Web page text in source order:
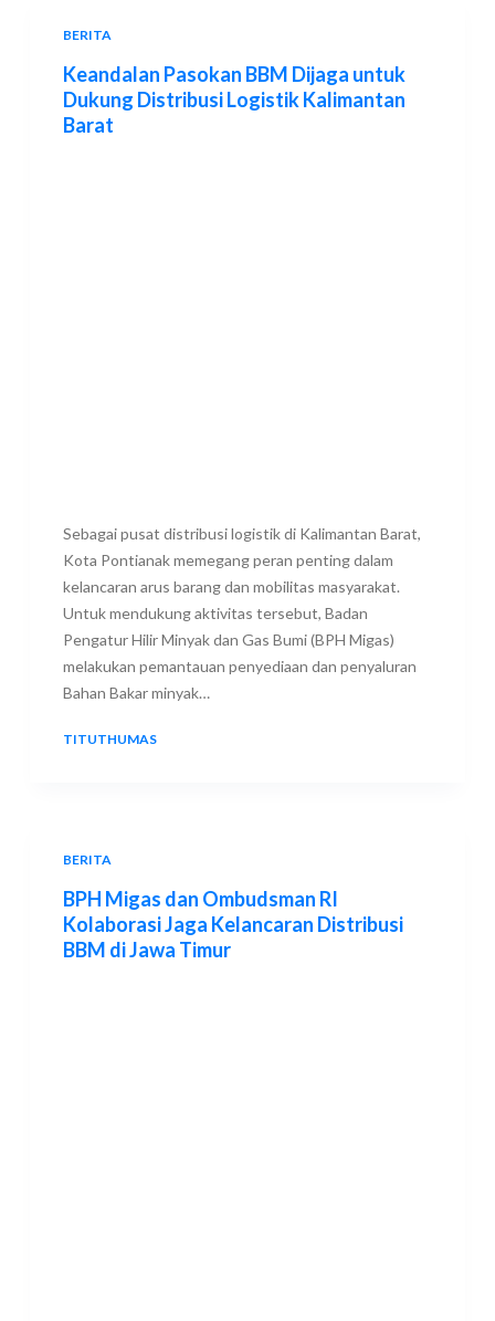
BERITA
Keandalan Pasokan BBM Dijaga untuk
Dukung Distribusi Logistik Kalimantan
Barat
Sebagai pusat distribusi logistik di Kalimantan Barat,
Kota Pontianak memegang peran penting dalam
kelancaran arus barang dan mobilitas masyarakat.
Untuk mendukung aktivitas tersebut, Badan
Pengatur Hilir Minyak dan Gas Bumi (BPH Migas)
melakukan pemantauan penyediaan dan penyaluran
Bahan Bakar minyak…
TITUTHUMAS
BERITA
BPH Migas dan Ombudsman RI
Kolaborasi Jaga Kelancaran Distribusi
BBM di Jawa Timur